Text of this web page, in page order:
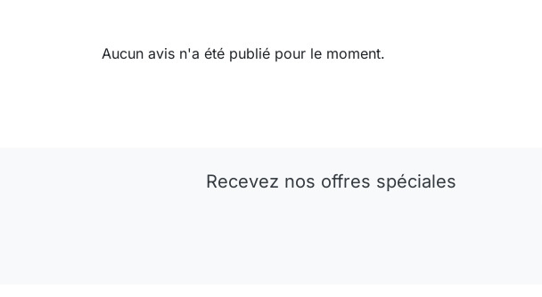
Aucun avis n'a été publié pour le moment.
Recevez nos offres spéciales